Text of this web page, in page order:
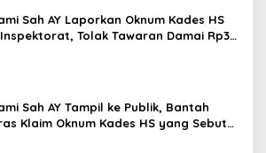
Sah AY Laporkan Oknum Kades HS
Tolak Tawaran Damai Rp3
Sah AY Tampil ke Publik, Bantah
Klaim Oknum Kades HS yang Sebut